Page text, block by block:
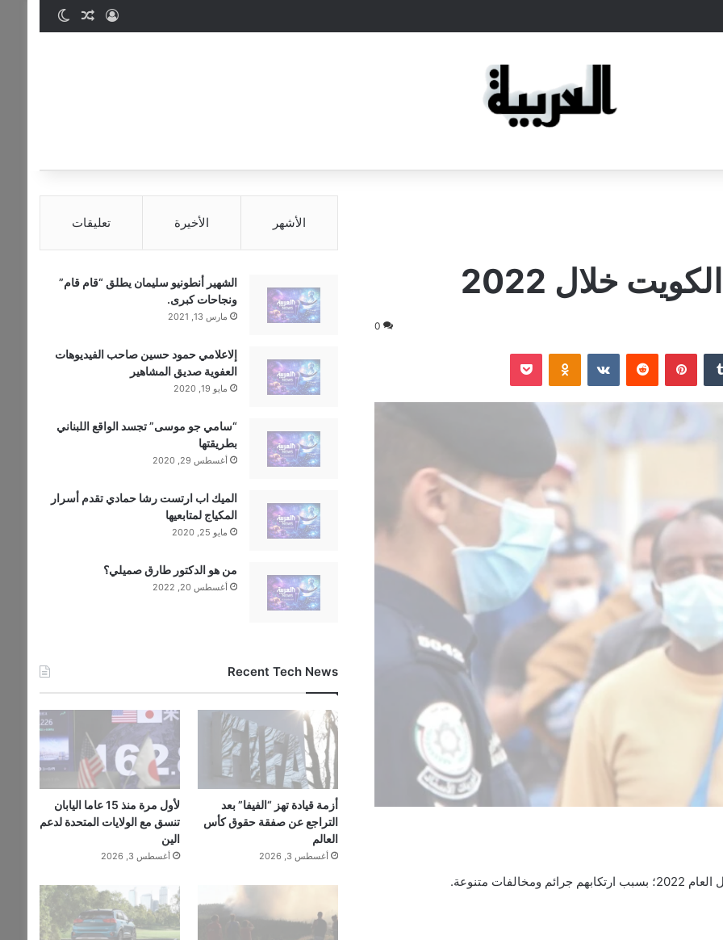
تسجيل الدخول
مقال عشوائي
0
‏Tumblr بينتيريست ‏Reddit
‏VKontakte
Odnoklassniki
‫Pocket
الأشهر الأخيرة تعليقات
الشهير أنطونيو سليمان يطلق “قام قام”
ونجاحات كبرى.
مارس 13, 2021
إلاعلامي حمود حسين صاحب الفيديوهات
العفوية صديق المشاهير
مايو 19, 2020
“سامي جو موسى” تجسد الواقع اللبناني
بطريقتها
أغسطس 29, 2020
الميك اب ارتست رشا حمادي تقدم أسرار
المكياج لمتابعيها
مايو 25, 2020
من هو الدكتور طارق صميلي؟
أغسطس 20, 2022
Recent Tech News
أزمة قيادة تهز “الفيفا” بعد
التراجع عن صفقة حقوق كأس
العالم
أغسطس 3, 2026
لأول مرة منذ 15 عاما اليابان
تنسق مع الولايات المتحدة لدعم
الين
أغسطس 3, 2026